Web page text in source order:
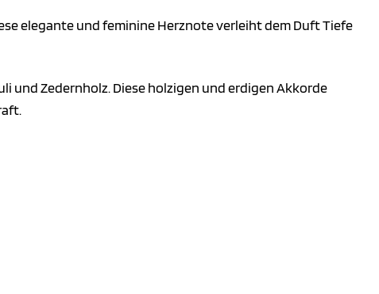
elegante und feminine Herznote verleiht dem Duft Tiefe
und Zedernholz. Diese holzigen und erdigen Akkorde